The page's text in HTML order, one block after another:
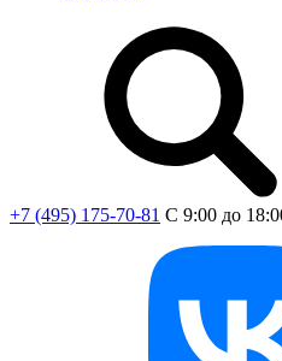
+7 (495) 175-70-81 C 9:00 до